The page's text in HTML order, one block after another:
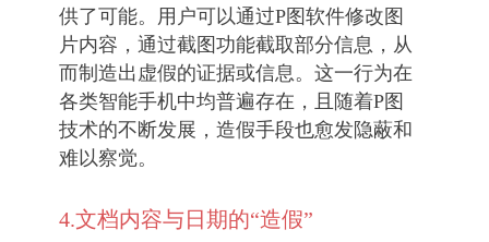
供了可能。用户可以通过P图软件修改图
片内容，通过截图功能截取部分信息，从
而制造出虚假的证据或信息。这一行为在
各类智能手机中均普遍存在，且随着P图
技术的不断发展，造假手段也愈发隐蔽和
难以察觉。
4.文档内容与日期的“造假”